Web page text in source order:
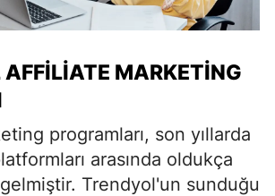
AFFILIATE MARKETING
programları, son yıllarda
arasında oldukça
Trendyol'un sunduğu